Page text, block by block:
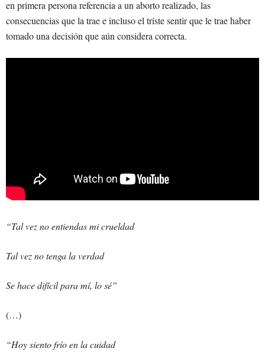
en primera persona referencia a un aborto realizado, las
consecuencias que la trae e incluso el triste sentir que le trae haber
tomado una decisión que aún considera correcta.
“Tal vez no entiendas mi crueldad
Tal vez no tenga la verdad
Se hace difícil para mí, lo sé”
(…)
“Hoy siento frío en la cuidad